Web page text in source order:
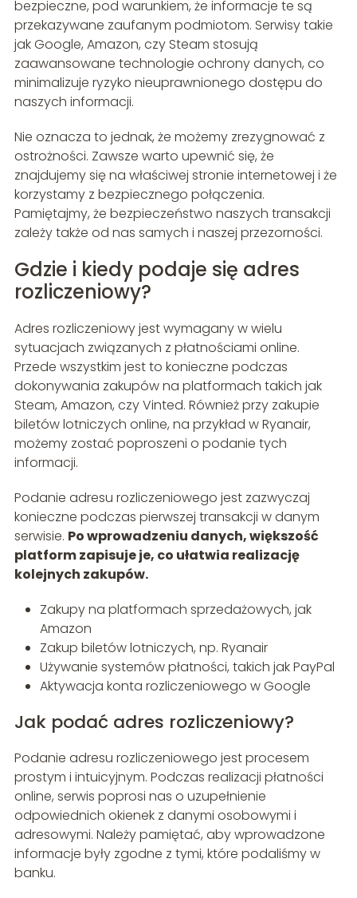
bezpieczne, pod warunkiem, że informacje te są
przekazywane zaufanym podmiotom. Serwisy takie
jak Google, Amazon, czy Steam stosują
zaawansowane technologie ochrony danych, co
minimalizuje ryzyko nieuprawnionego dostępu do
naszych informacji.
Nie oznacza to jednak, że możemy zrezygnować z
ostrożności. Zawsze warto upewnić się, że
znajdujemy się na właściwej stronie internetowej i że
korzystamy z bezpiecznego połączenia.
Pamiętajmy, że bezpieczeństwo naszych transakcji
zależy także od nas samych i naszej przezorności.
Gdzie i kiedy podaje się adres
rozliczeniowy?
Adres rozliczeniowy jest wymagany w wielu
sytuacjach związanych z płatnościami online.
Przede wszystkim jest to konieczne podczas
dokonywania zakupów na platformach takich jak
Steam, Amazon, czy Vinted. Również przy zakupie
biletów lotniczych online, na przykład w Ryanair,
możemy zostać poproszeni o podanie tych
informacji.
Podanie adresu rozliczeniowego jest zazwyczaj
konieczne podczas pierwszej transakcji w danym
serwisie. Po wprowadzeniu danych, większość
platform zapisuje je, co ułatwia realizację
kolejnych zakupów.
Zakupy na platformach sprzedażowych, jak
Amazon
Zakup biletów lotniczych, np. Ryanair
Używanie systemów płatności, takich jak PayPal
Aktywacja konta rozliczeniowego w Google
Jak podać adres rozliczeniowy?
Podanie adresu rozliczeniowego jest procesem
prostym i intuicyjnym. Podczas realizacji płatności
online, serwis poprosi nas o uzupełnienie
odpowiednich okienek z danymi osobowymi i
adresowymi. Należy pamiętać, aby wprowadzone
informacje były zgodne z tymi, które podaliśmy w
banku.